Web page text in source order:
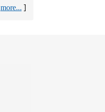
more... ]